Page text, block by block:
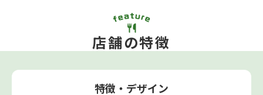
店舗の特徴
特徴・デザイン